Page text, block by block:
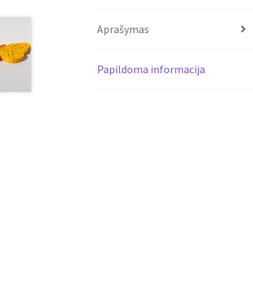
Aprašymas
Papildoma informacija